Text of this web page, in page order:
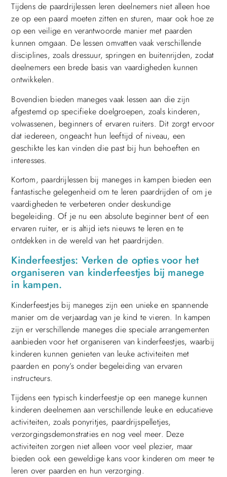
Tijdens de paardrijlessen leren deelnemers niet alleen hoe
ze op een paard moeten zitten en sturen, maar ook hoe ze
op een veilige en verantwoorde manier met paarden
kunnen omgaan. De lessen omvatten vaak verschillende
disciplines, zoals dressuur, springen en buitenrijden, zodat
deelnemers een brede basis van vaardigheden kunnen
ontwikkelen.
Bovendien bieden maneges vaak lessen aan die zijn
afgestemd op specifieke doelgroepen, zoals kinderen,
volwassenen, beginners of ervaren ruiters. Dit zorgt ervoor
dat iedereen, ongeacht hun leeftijd of niveau, een
geschikte les kan vinden die past bij hun behoeften en
interesses.
Kortom, paardrijlessen bij maneges in kampen bieden een
fantastische gelegenheid om te leren paardrijden of om je
vaardigheden te verbeteren onder deskundige
begeleiding. Of je nu een absolute beginner bent of een
ervaren ruiter, er is altijd iets nieuws te leren en te
ontdekken in de wereld van het paardrijden.
Kinderfeestjes: Verken de opties voor het
organiseren van kinderfeestjes bij manege
in kampen.
Kinderfeestjes bij maneges zijn een unieke en spannende
manier om de verjaardag van je kind te vieren. In kampen
zijn er verschillende maneges die speciale arrangementen
aanbieden voor het organiseren van kinderfeestjes, waarbij
kinderen kunnen genieten van leuke activiteiten met
paarden en pony’s onder begeleiding van ervaren
instructeurs.
Tijdens een typisch kinderfeestje op een manege kunnen
kinderen deelnemen aan verschillende leuke en educatieve
activiteiten, zoals ponyritjes, paardrijspelletjes,
verzorgingsdemonstraties en nog veel meer. Deze
activiteiten zorgen niet alleen voor veel plezier, maar
bieden ook een geweldige kans voor kinderen om meer te
leren over paarden en hun verzorging.